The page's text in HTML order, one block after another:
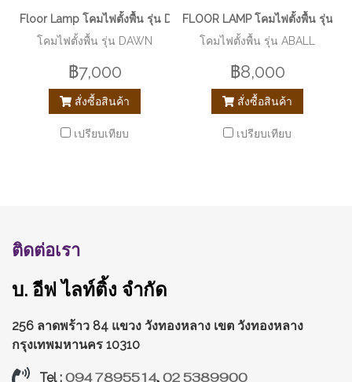
Floor Lamp โคมไฟตั้งพื้น รุ่น DAWN EVE-00267
โคมไฟตั้งพื้น รุ่น DAWN
฿7,000
สั่งซื้อสินค้า
เปรียบเทียบ
FLOOR LAMP โคมไฟตั้งพื้น รุ่น
โคมไฟตั้งพื้น รุ่น ABALL
฿8,000
สั่งซื้อสินค้า
เปรียบเทียบ
ติดต่อเรา
บ. อีฟ ไลท์ติ้ง จำกัด
256 ลาดพร้าว 84 แขวง วังทองหลาง เขต วังทองหลาง
กรุงเทพมหานคร 10310
Tel : 094 7895514,02 5389900